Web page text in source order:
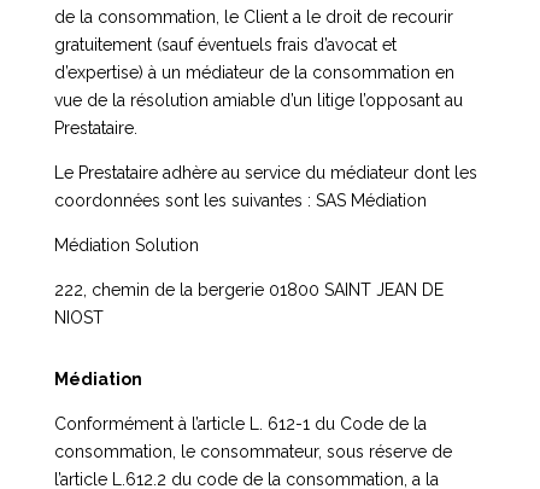
de la consommation, le Client a le droit de recourir
gratuitement (sauf éventuels frais d’avocat et
d’expertise) à un médiateur de la consommation en
vue de la résolution amiable d’un litige l’opposant au
Prestataire.
Le Prestataire adhère au service du médiateur dont les
coordonnées sont les suivantes : SAS Médiation
Médiation Solution
222, chemin de la bergerie 01800 SAINT JEAN DE
NIOST
Médiation
Conformément à l’article L. 612-1 du Code de la
consommation, le consommateur, sous réserve de
l’article L.612.2 du code de la consommation, a la